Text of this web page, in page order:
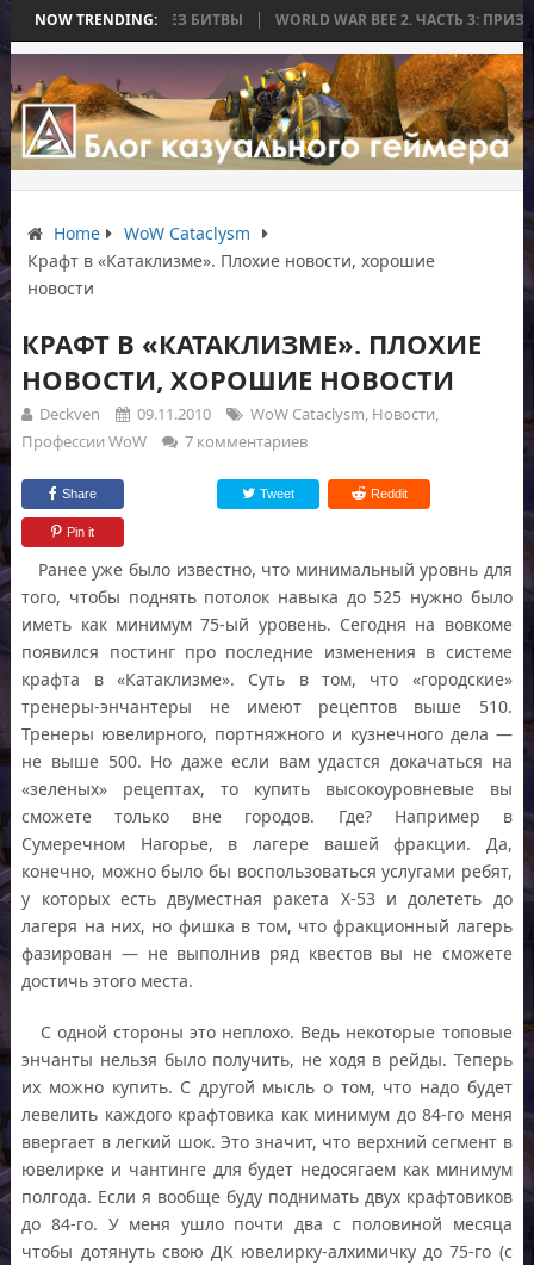
NOW TRENDING:
ЗАКОНЧИЛАСЬ БЕЗ БИТВЫ WORLD WAR BEE 2. ЧАСТЬ 3:
Home
WoW Cataclysm
Крафт в «Катаклизме». Плохие новости, хорошие
новости
КРАФТ В «КАТАКЛИЗМЕ». ПЛОХИЕ
НОВОСТИ, ХОРОШИЕ НОВОСТИ
Deckven 09.11.2010 WoW Cataclysm Новости
Профессии WoW
7 комментариев
Share Tweet Reddit
Pin it
Ранее уже было известно, что минимальный уровнь для
того, чтобы поднять потолок навыка до 525 нужно было
иметь как минимум 75-ый уровень. Сегодня на вовкоме
появился постинг про последние изменения в системе
крафта в «Катаклизме». Суть в том, что «городские»
тренеры-энчантеры не имеют рецептов выше 510.
Тренеры ювелирного, портняжного и кузнечного дела —
не выше 500. Но даже если вам удастся докачаться на
«зеленых» рецептах, то купить высокоуровневые вы
сможете только вне городов. Где? Например в
Сумеречном Нагорье, в лагере вашей фракции. Да,
конечно, можно было бы воспользоваться услугами ребят,
у которых есть двуместная ракета X-53 и долететь до
лагеря на них, но фишка в том, что фракционный лагерь
фазирован — не выполнив ряд квестов вы не сможете
достичь этого места.
С одной стороны это неплохо. Ведь некоторые топовые
энчанты нельзя было получить, не ходя в рейды. Теперь
их можно купить. С другой мысль о том, что надо будет
левелить каждого крафтовика как минимум до 84-го меня
ввергает в легкий шок. Это значит, что верхний сегмент в
ювелирке и чантинге для будет недосягаем как минимум
полгода. Если я вообще буду поднимать двух крафтовиков
до 84-го. У меня ушло почти два с половиной месяца
чтобы дотянуть свою ДК ювелирку-алхимичку до 75-го (с